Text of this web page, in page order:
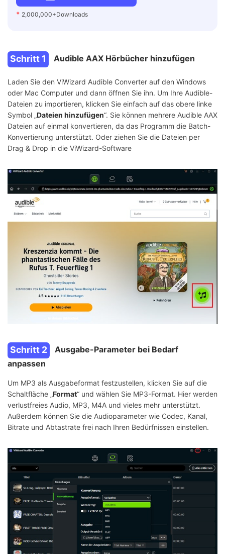
* 2,000,000+Downloads
Schritt 1 Audible AAX Hörbücher hinzufügen
Laden Sie den ViWizard Audible Converter auf den Windows
oder Mac Computer und dann öffnen Sie ihn. Um Ihre Audible-
Dateien zu importieren, klicken Sie einfach auf das obere linke
Symbol „Dateien hinzufügen“. Sie können mehrere Audible AAX
Dateien auf einmal konvertieren, da das Programm die Batch-
Konvertierung unterstützt. Oder ziehen Sie die Dateien per
Drag & Drop in die ViWizard-Software
Schritt 2
Ausgabe-Parameter bei Bedarf
anpassen
Um MP3 als Ausgabeformat festzustellen, klicken Sie auf die
Schaltfläche „Format“ und wählen Sie MP3-Format. Hier werden
verlustfreies Audio, MP3, M4A und vieles mehr unterstützt.
Außerdem können Sie die Audioparameter wie Codec, Kanal,
Bitrate und Abtastrate frei nach Ihren Bedürfnissen einstellen.